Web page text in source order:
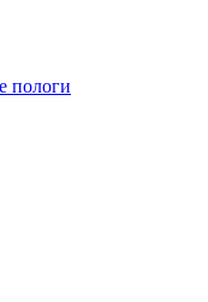
пологи